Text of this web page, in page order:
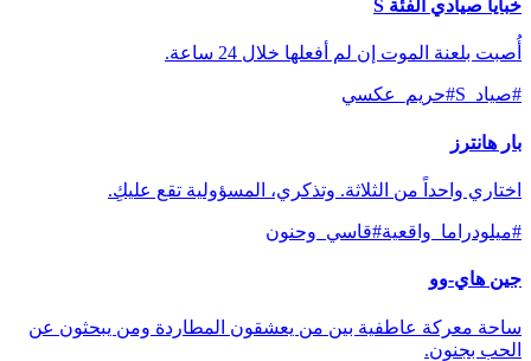
خبايا صيادي الفئة S
أُصبت بلعنة الموت إن لم أفعلها خلال 24 ساعة.
#صياد_S #حريم_عكسي
بار هانترز
اختاري واحداً من الثلاثة. وتذكري، المسؤولية تقع عليكِ.
#ميلودراما_واقعية#قاسي_وحنون
جين هاي-وو
ساحة معركة عاطفية بين من يعشقون المطاردة ومن يبحثون عن
الحب بجنون.